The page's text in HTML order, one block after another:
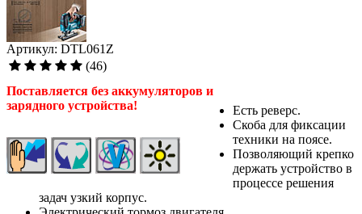
Артикул: DTL061Z
(46)
Поставляется без аккумуляторов и
зарядного устройства!
Есть реверс.
Скоба для фиксации
техники на поясе.
Позволяющий крепко
держать устройство в
процессе решения
задач узкий корпус.